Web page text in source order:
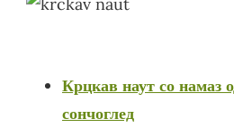
Крцкав наут со намаз
сончоглед